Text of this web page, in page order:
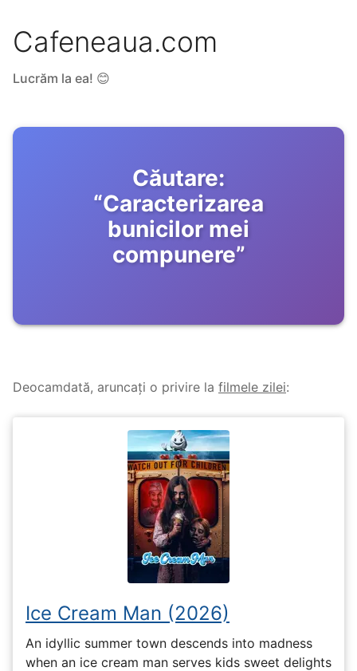
Cafeneaua.com
Lucrăm la ea! 😊
Căutare:
“Caracterizarea
bunicilor mei
compunere”
Deocamdată, aruncați o privire la filmele zilei:
Ice Cream Man (2026)
An idyllic summer town descends into madness
when an ice cream man serves kids sweet delights